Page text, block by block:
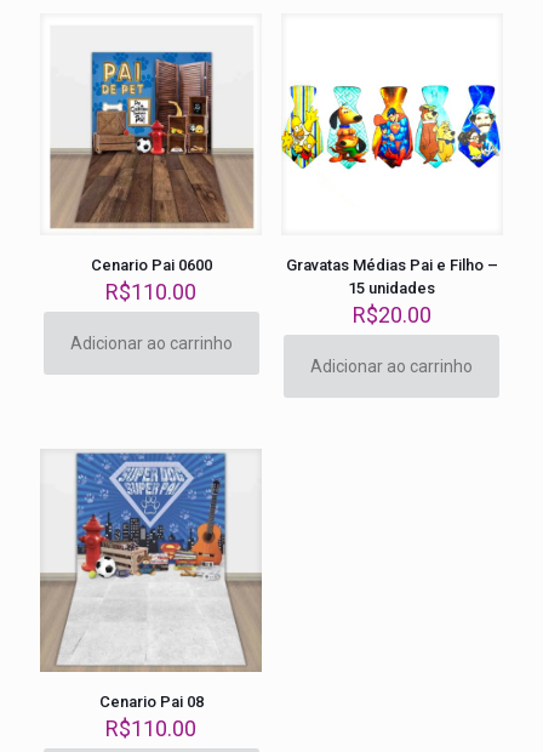
Cenario Pai 0600
R$110.00
Adicionar ao carrinho
Gravatas Médias Pai e Filho –
15 unidades
R$20.00
Adicionar ao carrinho
Cenario Pai 08
R$110.00